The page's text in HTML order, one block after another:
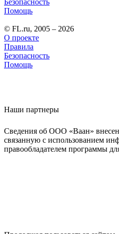
Помощь
© FL.ru, 2005 – 2026
О проекте
Правила
Безопасность
Помощь
Наши партнеры
Сведения об ООО «Ваан»
связанную с использованием
правообладателем программы